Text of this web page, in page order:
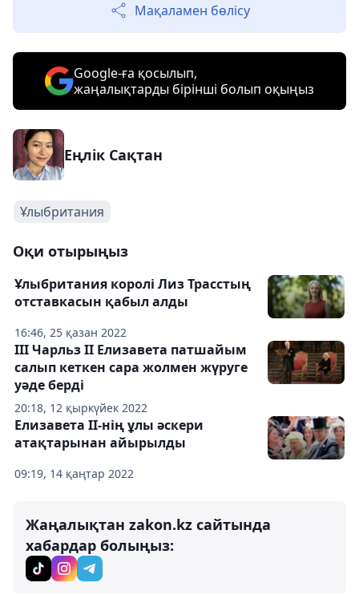
Мақаламен бөлісу
Google-ға қосылып,
жаңалықтарды бірінші болып оқыңыз
Еңлік Сақтан
Ұлыбритания
Оқи отырыңыз
16:46, 25 қазан 2022
Ұлыбритания королі Лиз Трасстың
отставкасын қабыл алды
20:18, 12 қыркүйек 2022
ІІІ Чарльз II Елизавета патшайым
салып кеткен сара жолмен жүруге
уәде берді
09:19, 14 қаңтар 2022
Елизавета II-нің ұлы әскери
атақтарынан айырылды
Жаңалықтан zakon.kz сайтында
хабардар болыңыз: